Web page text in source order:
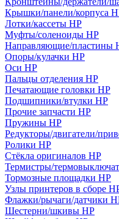
Крышки/панели/корпуса
Лотки/кассеты HP
Муфты/соленоиды HP
Направляющие/пластины
Опоры/кулачки HP
Оси HP
Пальцы отделения HP
Печатающие головки HP
Подшипники/втулки HP
Прочие запчасти HP
Пружины HP
Редукторы/двигатели/
Ролики HP
Стёкла оригиналов HP
Термистры/
Тормозные площадки HP
Узлы принтеров в сборе
Флажки/рычаги/датчики
Шестерни/шкивы HP